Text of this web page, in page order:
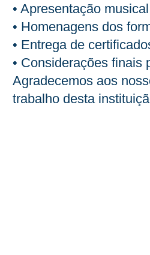
• Apresentação
• Homenagens dos
• Entrega de
• Considerações finais
Agradecemos aos
trabalho desta